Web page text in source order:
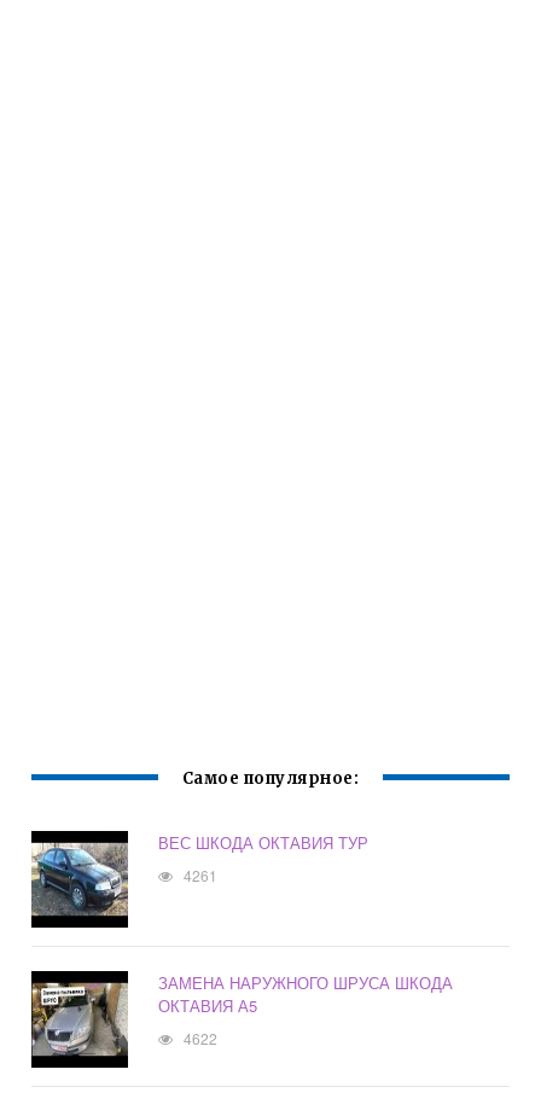
Самое популярное:
ВЕС ШКОДА ОКТАВИЯ ТУР
4261
ЗАМЕНА НАРУЖНОГО ШРУСА ШКОДА
ОКТАВИЯ А5
4622